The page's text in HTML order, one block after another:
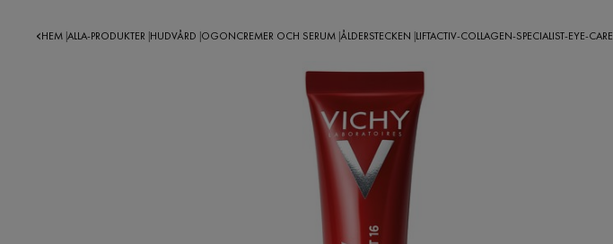
HEM ALLA-PRODUKTER HUDVÅRD OGONCREMER OCH SERUM ÅLDERSTECKEN LIFTACTIV-COLLAGEN-SPECIALIST-EYE-CARE